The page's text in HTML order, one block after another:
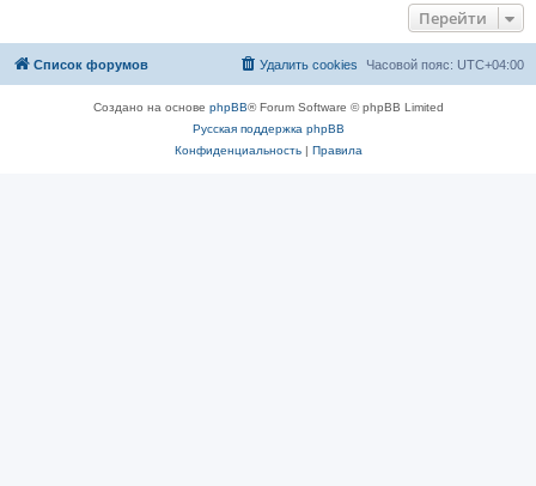
Перейти
Список форумов Часовой пояс: UTC+04:00
Удалить cookies
Создано на основе phpBB® Forum Software © phpBB Limited
Русская поддержка phpBB
Конфиденциальность| Правила